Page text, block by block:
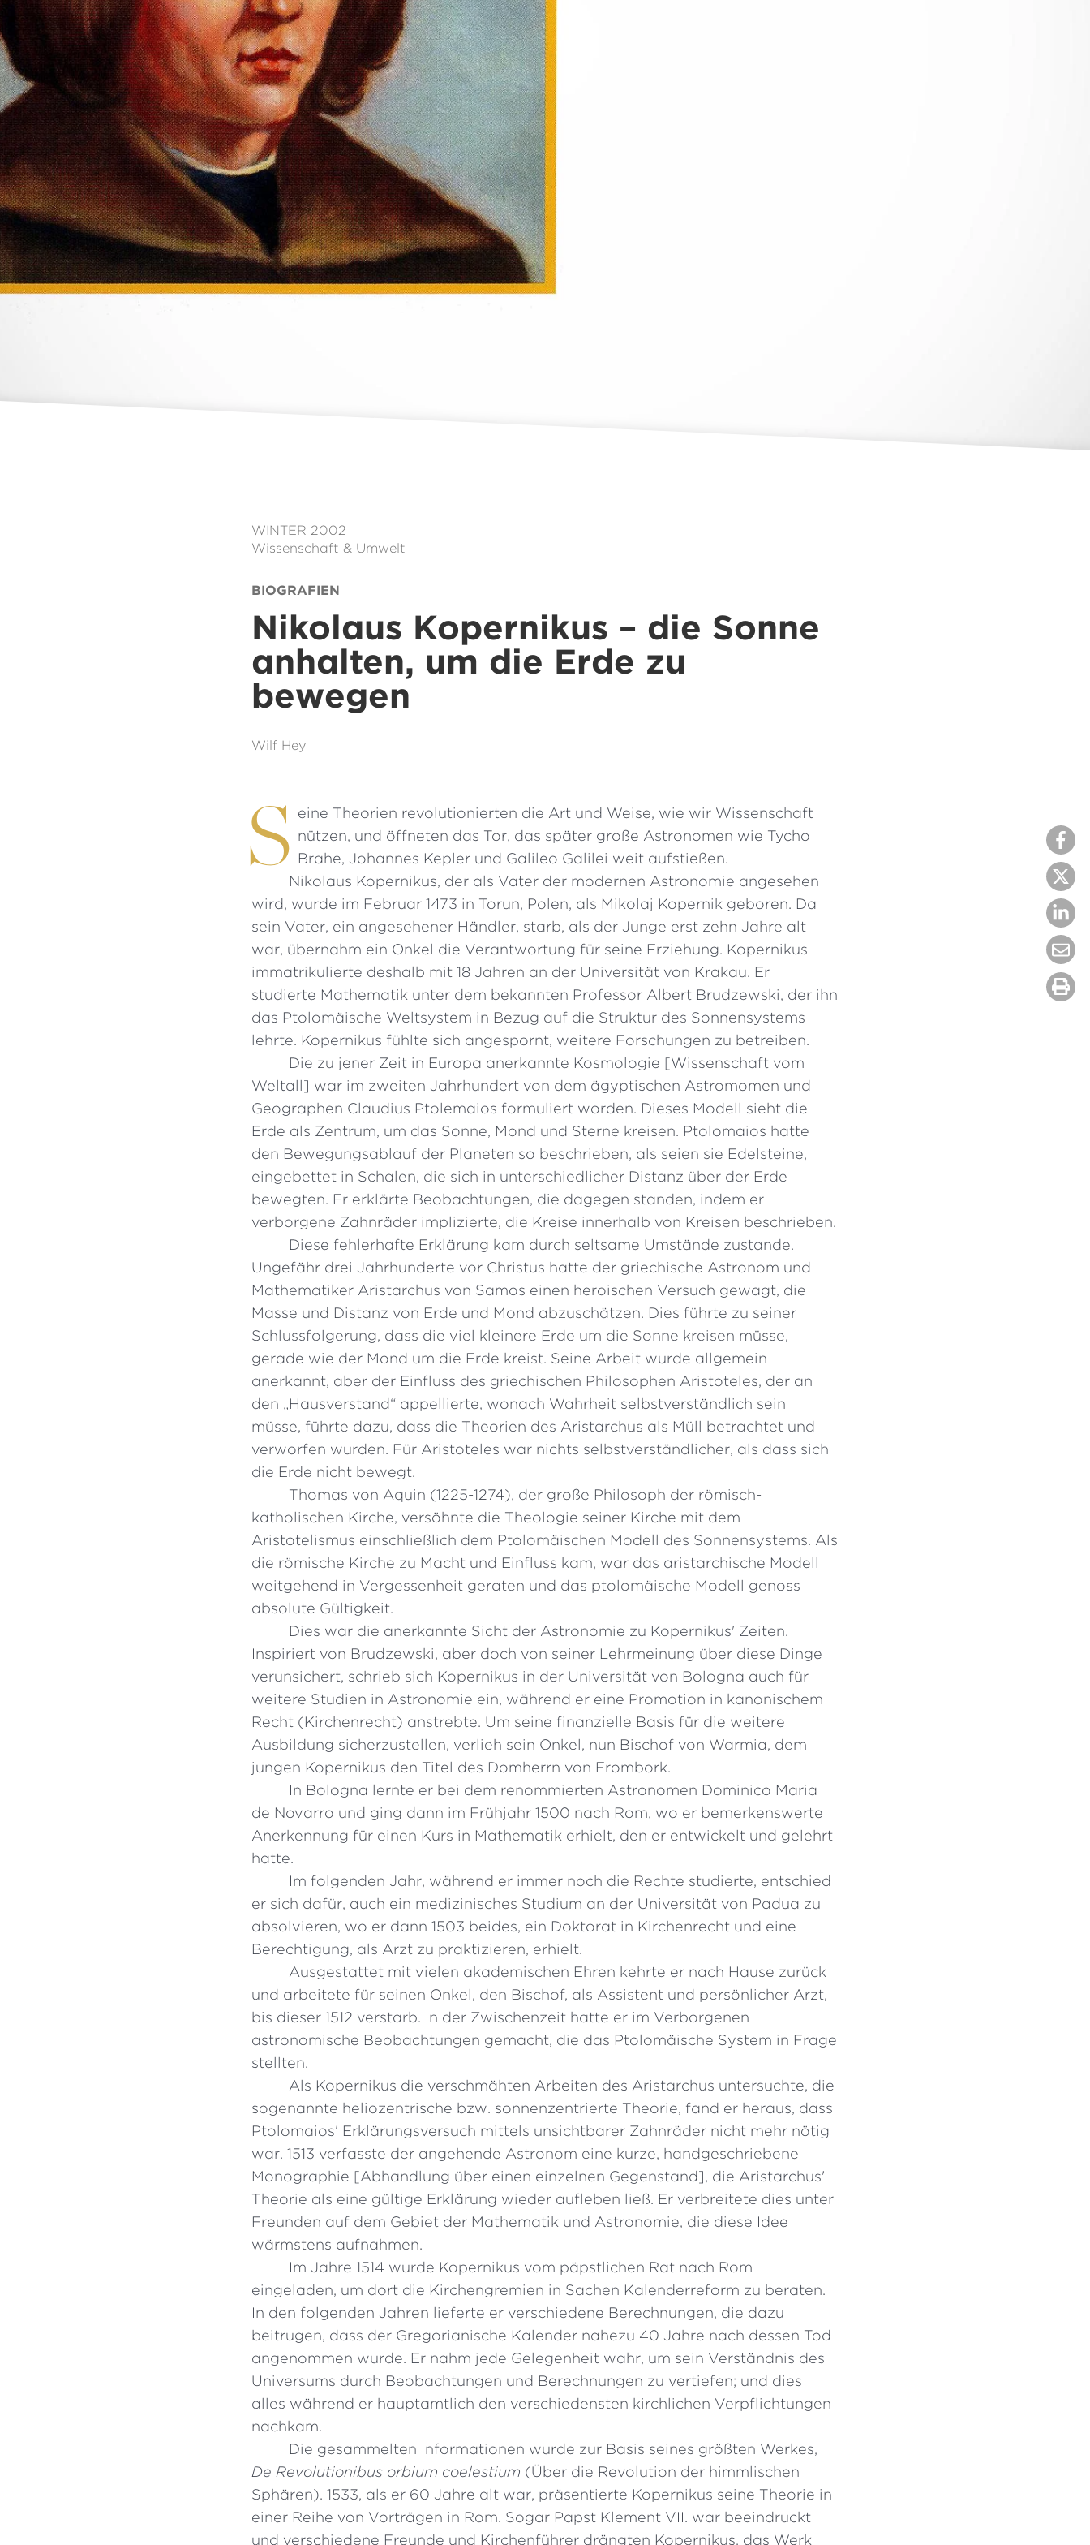
WINTER 2002
Wissenschaft & Umwelt
BIOGRAFIEN
Nikolaus Kopernikus – die Sonne
anhalten, um die Erde zu
bewegen
Wilf Hey
S eine Theorien revolutionierten die Art und Weise, wie wir Wissenschaft
nützen, und öffneten das Tor, das später große Astronomen wie Tycho
Brahe, Johannes Kepler und Galileo Galilei weit aufstießen.
Nikolaus Kopernikus, der als Vater der modernen Astronomie angesehen
wird, wurde im Februar 1473 in Torun, Polen, als Mikolaj Kopernik geboren. Da
sein Vater, ein angesehener Händler, starb, als der Junge erst zehn Jahre alt
war, übernahm ein Onkel die Verantwortung für seine Erziehung. Kopernikus
immatrikulierte deshalb mit 18 Jahren an der Universität von Krakau. Er
studierte Mathematik unter dem bekannten Professor Albert Brudzewski, der ihn
das Ptolomäische Weltsystem in Bezug auf die Struktur des Sonnensystems
lehrte. Kopernikus fühlte sich angespornt, weitere Forschungen zu betreiben.
Die zu jener Zeit in Europa anerkannte Kosmologie [Wissenschaft vom
Weltall] war im zweiten Jahrhundert von dem ägyptischen Astromomen und
Geographen Claudius Ptolemaios formuliert worden. Dieses Modell sieht die
Erde als Zentrum, um das Sonne, Mond und Sterne kreisen. Ptolomaios hatte
den Bewegungsablauf der Planeten so beschrieben, als seien sie Edelsteine,
eingebettet in Schalen, die sich in unterschiedlicher Distanz über der Erde
bewegten. Er erklärte Beobachtungen, die dagegen standen, indem er
verborgene Zahnräder implizierte, die Kreise innerhalb von Kreisen beschrieben.
Diese fehlerhafte Erklärung kam durch seltsame Umstände zustande.
Ungefähr drei Jahrhunderte vor Christus hatte der griechische Astronom und
Mathematiker Aristarchus von Samos einen heroischen Versuch gewagt, die
Masse und Distanz von Erde und Mond abzuschätzen. Dies führte zu seiner
Schlussfolgerung, dass die viel kleinere Erde um die Sonne kreisen müsse,
gerade wie der Mond um die Erde kreist. Seine Arbeit wurde allgemein
anerkannt, aber der Einfluss des griechischen Philosophen Aristoteles, der an
den „Hausverstand“ appellierte, wonach Wahrheit selbstverständlich sein
müsse, führte dazu, dass die Theorien des Aristarchus als Müll betrachtet und
verworfen wurden. Für Aristoteles war nichts selbstverständlicher, als dass sich
die Erde nicht bewegt.
Thomas von Aquin (1225-1274), der große Philosoph der römisch-
katholischen Kirche, versöhnte die Theologie seiner Kirche mit dem
Aristotelismus einschließlich dem Ptolomäischen Modell des Sonnensystems. Als
die römische Kirche zu Macht und Einfluss kam, war das aristarchische Modell
weitgehend in Vergessenheit geraten und das ptolomäische Modell genoss
absolute Gültigkeit.
Dies war die anerkannte Sicht der Astronomie zu Kopernikus' Zeiten.
Inspiriert von Brudzewski, aber doch von seiner Lehrmeinung über diese Dinge
verunsichert, schrieb sich Kopernikus in der Universität von Bologna auch für
weitere Studien in Astronomie ein, während er eine Promotion in kanonischem
Recht (Kirchenrecht) anstrebte. Um seine finanzielle Basis für die weitere
Ausbildung sicherzustellen, verlieh sein Onkel, nun Bischof von Warmia, dem
jungen Kopernikus den Titel des Domherrn von Frombork.
In Bologna lernte er bei dem renommierten Astronomen Dominico Maria
de Novarro und ging dann im Frühjahr 1500 nach Rom, wo er bemerkenswerte
Anerkennung für einen Kurs in Mathematik erhielt, den er entwickelt und gelehrt
hatte.
Im folgenden Jahr, während er immer noch die Rechte studierte, entschied
er sich dafür, auch ein medizinisches Studium an der Universität von Padua zu
absolvieren, wo er dann 1503 beides, ein Doktorat in Kirchenrecht und eine
Berechtigung, als Arzt zu praktizieren, erhielt.
Ausgestattet mit vielen akademischen Ehren kehrte er nach Hause zurück
und arbeitete für seinen Onkel, den Bischof, als Assistent und persönlicher Arzt,
bis dieser 1512 verstarb. In der Zwischenzeit hatte er im Verborgenen
astronomische Beobachtungen gemacht, die das Ptolomäische System in Frage
stellten.
Als Kopernikus die verschmähten Arbeiten des Aristarchus untersuchte, die
sogenannte heliozentrische bzw. sonnenzentrierte Theorie, fand er heraus, dass
Ptolomaios' Erklärungsversuch mittels unsichtbarer Zahnräder nicht mehr nötig
war. 1513 verfasste der angehende Astronom eine kurze, handgeschriebene
Monographie [Abhandlung über einen einzelnen Gegenstand], die Aristarchus'
Theorie als eine gültige Erklärung wieder aufleben ließ. Er verbreitete dies unter
Freunden auf dem Gebiet der Mathematik und Astronomie, die diese Idee
wärmstens aufnahmen.
Im Jahre 1514 wurde Kopernikus vom päpstlichen Rat nach Rom
eingeladen, um dort die Kirchengremien in Sachen Kalenderreform zu beraten.
In den folgenden Jahren lieferte er verschiedene Berechnungen, die dazu
beitrugen, dass der Gregorianische Kalender nahezu 40 Jahre nach dessen Tod
angenommen wurde. Er nahm jede Gelegenheit wahr, um sein Verständnis des
Universums durch Beobachtungen und Berechnungen zu vertiefen; und dies
alles während er hauptamtlich den verschiedensten kirchlichen Verpflichtungen
nachkam.
Die gesammelten Informationen wurde zur Basis seines größten Werkes,
De Revolutionibus orbium coelestium (Über die Revolution der himmlischen
Sphären). 1533, als er 60 Jahre alt war, präsentierte Kopernikus seine Theorie in
einer Reihe von Vorträgen in Rom. Sogar Papst Klement VII. war beeindruckt
und verschiedene Freunde und Kirchenführer drängten Kopernikus, das Werk